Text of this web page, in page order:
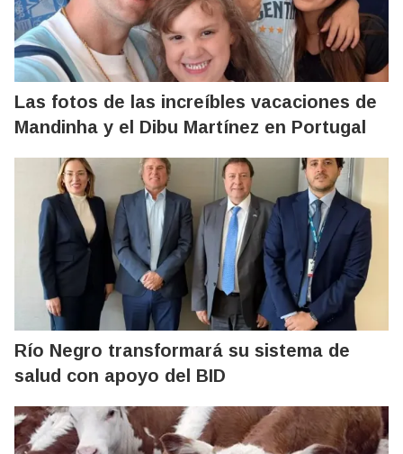
Las fotos de las increíbles vacaciones de
Mandinha y el Dibu Martínez en Portugal
Río Negro transformará su sistema de
salud con apoyo del BID